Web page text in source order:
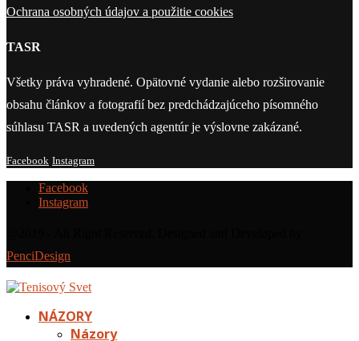
Ochrana osobných údajov a použitie cookies
TASR
Všetky práva vyhradené. Opätovné vydanie alebo rozširovanie
obsahu článkov a fotografií bez predchádzajúceho písomného
súhlasu TASR a uvedených agentúr je výslovne zakázané.
Facebook Instagram
Facebook
Instagram
PenciDesign
NÁZORY
Názory